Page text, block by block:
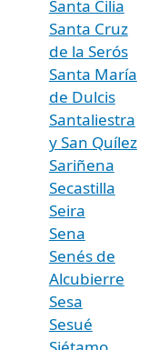
Santa Cilia
Santa Cruz
de la Serós
Santa María
de Dulcis
Santaliestra
y San Quílez
Sariñena
Secastilla
Seira
Sena
Senés de
Alcubierre
Sesa
Sesué